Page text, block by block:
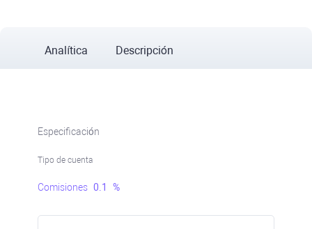
Analítica Descripción
Especificación
Tipo de cuenta
Comisiones 0.1 %